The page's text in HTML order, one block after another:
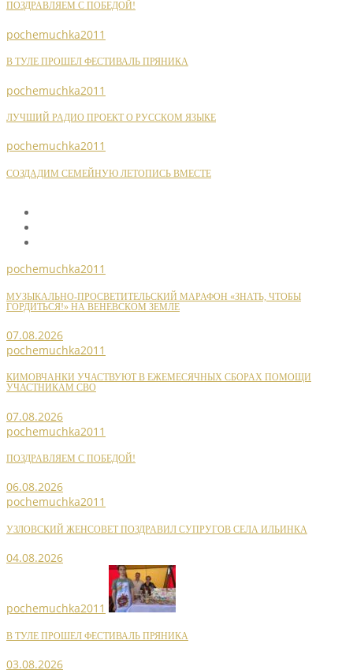
ПОЗДРАВЛЯЕМ С ПОБЕДОЙ!
pochemuchka2011
В ТУЛЕ ПРОШЕЛ ФЕСТИВАЛЬ ПРЯНИКА
pochemuchka2011
ЛУЧШИЙ РАДИО ПРОЕКТ О РУССКОМ ЯЗЫКЕ
pochemuchka2011
СОЗДАДИМ СЕМЕЙНУЮ ЛЕТОПИСЬ ВМЕСТЕ
pochemuchka2011
МУЗЫКАЛЬНО-ПРОСВЕТИТЕЛЬСКИЙ МАРАФОН «ЗНАТЬ, ЧТОБЫ
ГОРДИТЬСЯ!» НА ВЕНЕВСКОМ ЗЕМЛЕ
07.08.2026
pochemuchka2011
КИМОВЧАНКИ УЧАСТВУЮТ В ЕЖЕМЕСЯЧНЫХ СБОРАХ ПОМОЩИ
УЧАСТНИКАМ СВО
07.08.2026
pochemuchka2011
ПОЗДРАВЛЯЕМ С ПОБЕДОЙ!
06.08.2026
pochemuchka2011
УЗЛОВСКИЙ ЖЕНСОВЕТ ПОЗДРАВИЛ СУПРУГОВ СЕЛА ИЛЬИНКА
04.08.2026
pochemuchka2011
В ТУЛЕ ПРОШЕЛ ФЕСТИВАЛЬ ПРЯНИКА
03.08.2026